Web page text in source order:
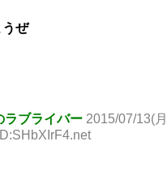
ぜ
ラブライバー 2015/07/13(